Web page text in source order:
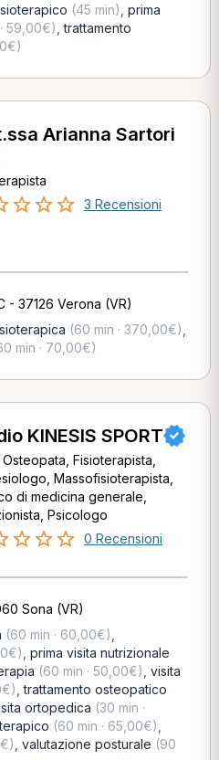
(45 min) prima
59,00€) ,trattamento
Arianna Sartori
3 Recensioni
- 37126 Verona (VR)
(60 min · 370,00€)
min · 70,00€)
KINESIS SPORT
Osteopata, Fisioterapista,
Massofisioterapista,
di medicina generale,
Psicologo
0 Recensioni
Sona (VR)
(60 min · 60,00€)
prima visita nutrizionale
(60 min · 50,00€) visita
,trattamento osteopatico
ortopedica (30 min ·
(60 min · 65,00€)
valutazione posturale (90